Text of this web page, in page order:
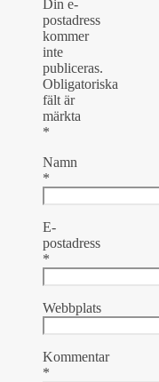
Din e-
postadress
kommer
inte
publiceras.
Obligatoriska
fält är
märkta
*
Namn
*
E-
postadress
*
Webbplats
Kommentar
*